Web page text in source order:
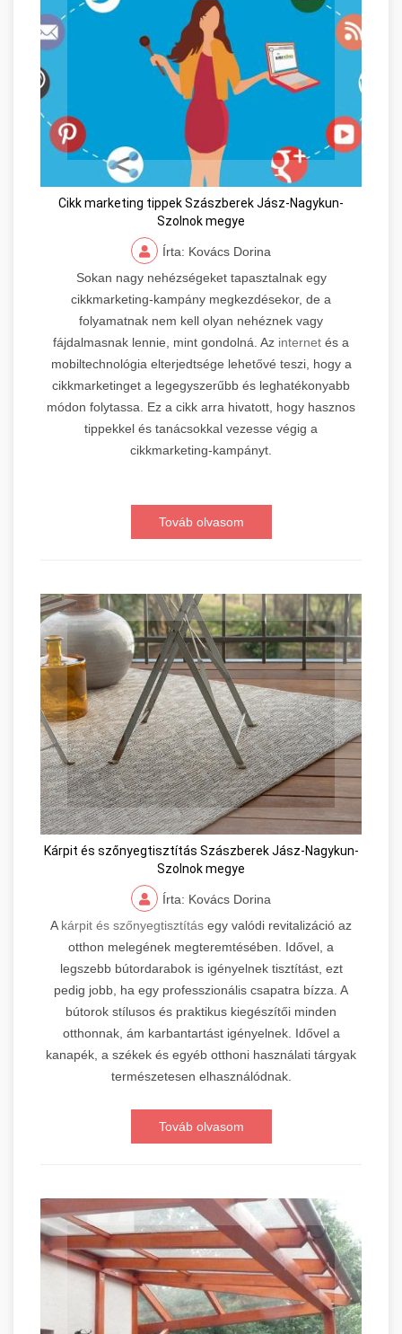
Cikk marketing tippek Szászberek Jász-Nagykun-
Szolnok megye
Írta: Kovács Dorina
Sokan nagy nehézségeket tapasztalnak egy
cikkmarketing-kampány megkezdésekor, de a
folyamatnak nem kell olyan nehéznek vagy
fájdalmasnak lennie, mint gondolná. Az internet és a
mobiltechnológia elterjedtsége lehetővé teszi, hogy a
cikkmarketinget a legegyszerűbb és leghatékonyabb
módon folytassa. Ez a cikk arra hivatott, hogy hasznos
tippekkel és tanácsokkal vezesse végig a
cikkmarketing-kampányt.
Továb olvasom
Kárpit és szőnyegtisztítás Szászberek Jász-Nagykun-
Szolnok megye
Írta: Kovács Dorina
A kárpit és szőnyegtisztítás egy valódi revitalizáció az
otthon melegének megteremtésében. Idővel, a
legszebb bútordarabok is igényelnek tisztítást, ezt
pedig jobb, ha egy professzionális csapatra bízza. A
bútorok stílusos és praktikus kiegészítői minden
otthonnak, ám karbantartást igényelnek. Idővel a
kanapék, a székek és egyéb otthoni használati tárgyak
természetesen elhasználódnak.
Továb olvasom